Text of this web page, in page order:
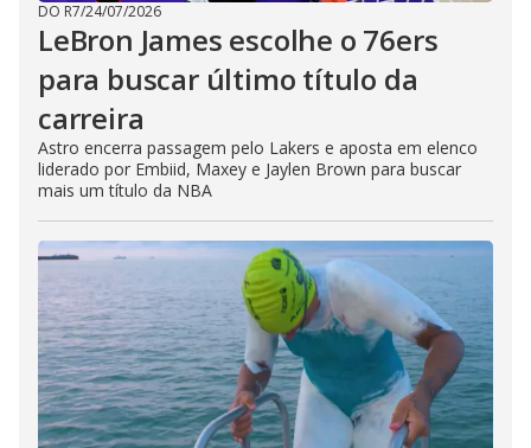
DO R7/24/07/2026
LeBron James escolhe o 76ers
para buscar último título da
carreira
Astro encerra passagem pelo Lakers e aposta em elenco
liderado por Embiid, Maxey e Jaylen Brown para buscar
mais um título da NBA